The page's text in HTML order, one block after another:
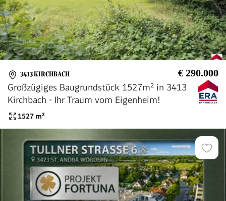
3413 KIRCHBACH € 290.000
Großzügiges Baugrundstück 1527m² in 3413
Kirchbach - Ihr Traum vom Eigenheim!
1527 m²